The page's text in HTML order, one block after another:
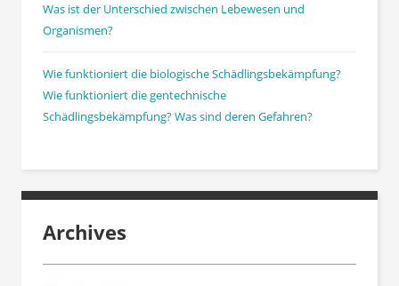
Was ist der Unterschied zwischen Lebewesen und
Organismen?
Wie funktioniert die biologische Schädlingsbekämpfung?
Wie funktioniert die gentechnische
Schädlingsbekämpfung? Was sind deren Gefahren?
Archives